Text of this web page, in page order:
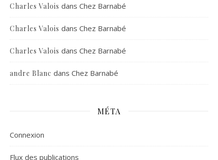
Charles Valois dans Chez Barnabé
Charles Valois dans Chez Barnabé
Charles Valois dans Chez Barnabé
andre Blanc dans Chez Barnabé
MÉTA
Connexion
Flux des publications